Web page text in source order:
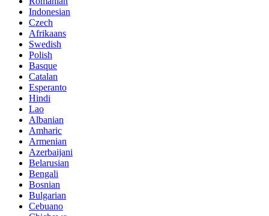
Indonesian
Czech
Afrikaans
Swedish
Polish
Basque
Catalan
Esperanto
Hindi
Lao
Albanian
Amharic
Armenian
Azerbaijani
Belarusian
Bengali
Bosnian
Bulgarian
Cebuano